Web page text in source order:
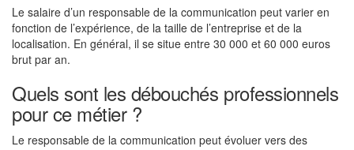
Le salaire d’un responsable de la communication peut varier en
fonction de l’expérience, de la taille de l’entreprise et de la
localisation. En général, il se situe entre 30 000 et 60 000 euros
brut par an.
Quels sont les débouchés professionnels
pour ce métier ?
Le responsable de la communication peut évoluer vers des